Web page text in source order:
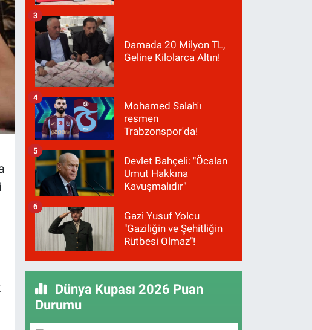
Damada 20 Milyon TL,
Geline Kilolarca Altın!
3
Mohamed Salah'ı
resmen
Trabzonspor'da!
4
Devlet Bahçeli: "Öcalan
Umut Hakkına
Kavuşmalıdır"
5
Gazi Yusuf Yolcu
"Gaziliğin ve Şehitliğin
Rütbesi Olmaz"!
6
Dünya Kupası 2026 Puan
Durumu